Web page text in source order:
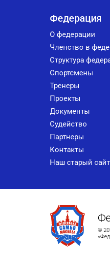
Федерация
О федерации
Членство в
Структура
Спортсмены
Тренеры
Проекты
Документы
Судейство
Партнеры
Контакты
Наш старый сайт
©